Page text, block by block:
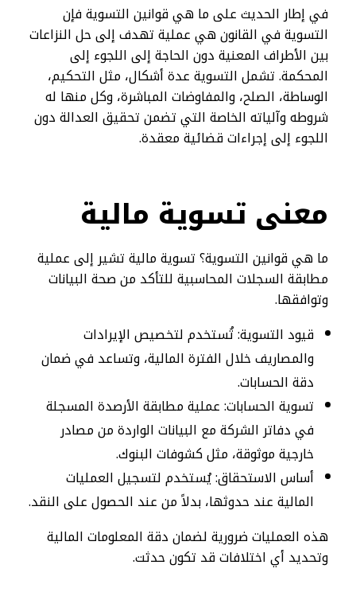
في إطار الحديث على ما هي قوانين التسوية فإن
التسوية في القانون هي عملية تهدف إلى حل النزاعات
بين الأطراف المعنية دون الحاجة إلى اللجوء إلى
المحكمة. تشمل التسوية عدة أشكال، مثل التحكيم،
الوساطة، الصلح، والمفاوضات المباشرة، وكل منها له
شروطه وآلياته الخاصة التي تضمن تحقيق العدالة دون
اللجوء إلى إجراءات قضائية معقدة.
معنى تسوية مالية
ما هي قوانين التسوية؟ تسوية مالية تشير إلى عملية
مطابقة السجلات المحاسبية للتأكد من صحة البيانات
وتوافقها.
قيود التسوية: تُستخدم لتخصيص الإيرادات
والمصاريف خلال الفترة المالية، وتساعد في ضمان
دقة الحسابات.
تسوية الحسابات: عملية مطابقة الأرصدة المسجلة
في دفاتر الشركة مع البيانات الواردة من مصادر
خارجية موثوقة، مثل كشوفات البنوك.
أساس الاستحقاق: يُستخدم لتسجيل العمليات
المالية عند حدوثها، بدلاً من عند الحصول على النقد.
هذه العمليات ضرورية لضمان دقة المعلومات المالية
وتحديد أي اختلافات قد تكون حدثت.